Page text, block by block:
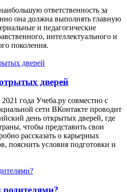
ответственность за
она должна выполнять главную
и педагогические
интеллектуального и
поколения.
дверей
года Учеба.ру совместно с
сети ВКонтакте проводит
день открытых дверей, где
чтобы представить свои
рассказать о карьерных
пояснить условия подготовки и